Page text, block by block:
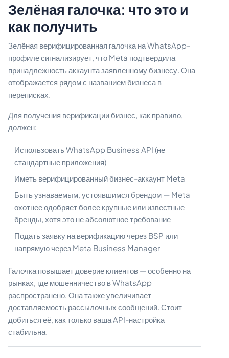
Зелёная галочка: что это и
как получить
Зелёная верифицированная галочка на WhatsApp-
профиле сигнализирует, что Meta подтвердила
принадлежность аккаунта заявленному бизнесу. Она
отображается рядом с названием бизнеса в
переписках.
Для получения верификации бизнес, как правило,
должен:
Использовать WhatsApp Business API (не
стандартные приложения)
Иметь верифицированный бизнес-аккаунт Meta
Быть узнаваемым, устоявшимся брендом — Meta
охотнее одобряет более крупные или известные
бренды, хотя это не абсолютное требование
Подать заявку на верификацию через BSP или
напрямую через Meta Business Manager
Галочка повышает доверие клиентов — особенно на
рынках, где мошенничество в WhatsApp
распространено. Она также увеличивает
доставляемость рассылочных сообщений. Стоит
добиться её, как только ваша API-настройка
стабильна.